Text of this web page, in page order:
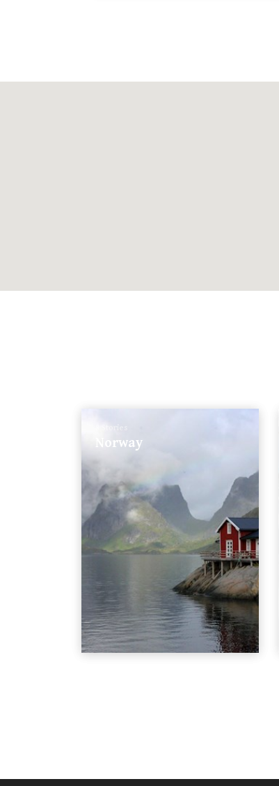
Norway